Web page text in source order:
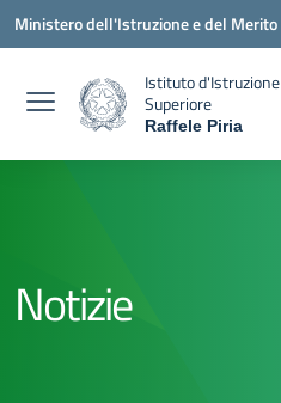
Vai ai contenuti
Vai al menu di navigazione
Vai al footer
Ministero dell'Istruzione e del Merito
Istituto d'Istruzione
Superiore
Raffele Piria
Notizie